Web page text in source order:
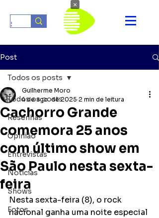
Post
Todos os posts
Resenhas
Opinião
Entrevistas
Notícias
Shows
Fotos
Todos os posts
Cachorro Grande
comemora 25 anos
com último show em
São Paulo nesta sexta-
feira
Guilherme Moro
4 de ago. de 2025 2 min de leitura
Nesta sexta-feira (8), o rock
nacional ganha uma noite especial
×